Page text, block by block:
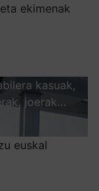
ekimenak
kasuak,
joerak…
euskal